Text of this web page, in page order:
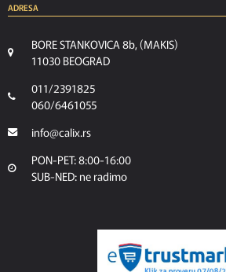
ADRESA
BORE STANKOVICA 8b, (MAKIS)
11030 BEOGRAD
011/2391825
060/6461055
info@calix.rs
PON-PET: 8:00-16:00
SUB-NED: ne radimo